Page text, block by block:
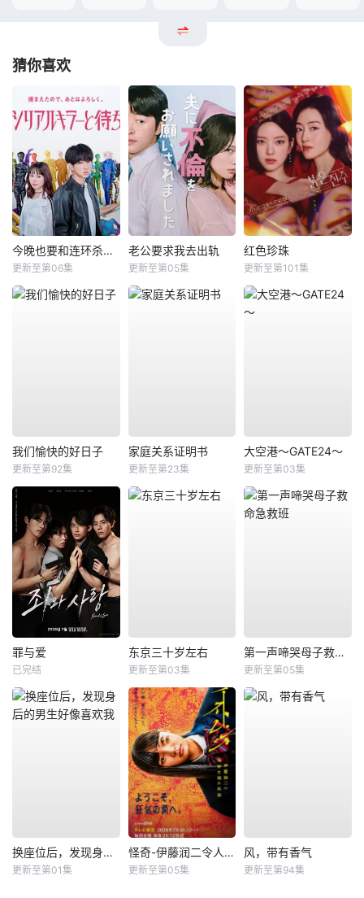
猜你喜欢
今晚也要和连环杀手约会
更新至第06集
老公要求我去出轨
更新至第05集
红色珍珠
更新至第101集
我们愉快的好日子
更新至第92集
家庭关系证明书
更新至第23集
大空港～GATE24～
更新至第03集
罪与爱
已完结
东京三十岁左右
更新至第03集
第一声啼哭母子救命急救班
更新至第05集
换座位后，发现身后的男生好像喜欢我
更新至第01集
怪奇-伊藤润二令人彻夜难眠的奇异故事－
更新至第05集
风，带有香气
更新至第94集